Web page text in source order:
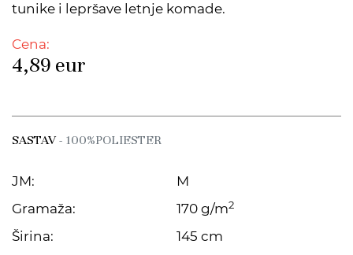
tunike i lepršave letnje komade.
Cena:
4,89 eur
SASTAV- 100%POLIESTER
JM:
M
Gramaža:
170 g/m2
Širina:
145 cm